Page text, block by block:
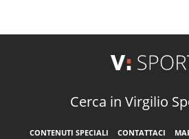
Cerca in Virgilio
CONTENUTI SPECIALI CONTATTACI